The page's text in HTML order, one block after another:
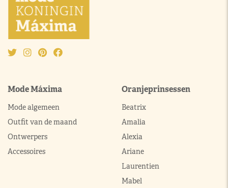
Mode Máxima
Mode algemeen
Outfit van de maand
Ontwerpers
Accessoires
Oranjeprinsessen
Beatrix
Amalia
Alexia
Ariane
Laurentien
Mabel